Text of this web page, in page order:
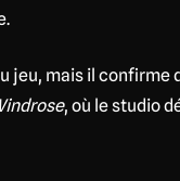
mais il confirme
, où le studio